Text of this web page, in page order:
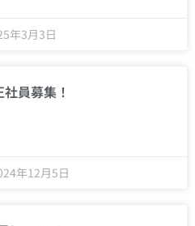
年3月3日
員募集！
年12月5日